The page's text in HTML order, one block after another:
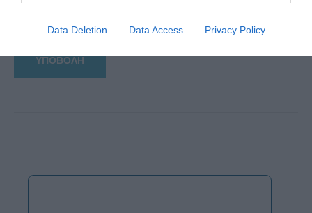
Data Deletion Data Access Privacy Policy